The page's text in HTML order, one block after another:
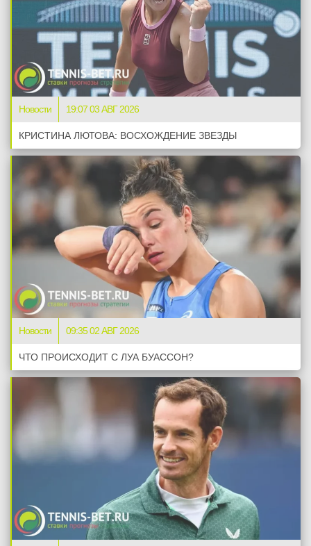
Новости 19:07 03 АВГ 2026
КРИСТИНА ЛЮТОВА: ВОСХОЖДЕНИЕ ЗВЕЗДЫ
Новости 09:35 02 АВГ 2026
ЧТО ПРОИСХОДИТ С ЛУА БУАССОН?